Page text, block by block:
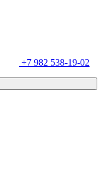
+7 982 538-19-02